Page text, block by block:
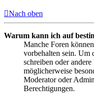
Nach oben
Warum kann ich auf
Manche Foren
vorbehalten sein. Um
schreiben oder
möglicherweise
Moderator oder
Berechtigungen.